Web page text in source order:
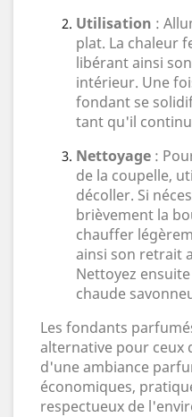
Utilisation :
plat. La chaleur
libérant ainsi
intérieur. Une
fondant se
tant qu'il
Nettoyage :
de la coupelle,
décoller. Si
brièvement la
chauffer
ainsi son retrait
Nettoyez
chaude
Les fondants
alternative pour
d'une ambiance
économiques,
respectueux de